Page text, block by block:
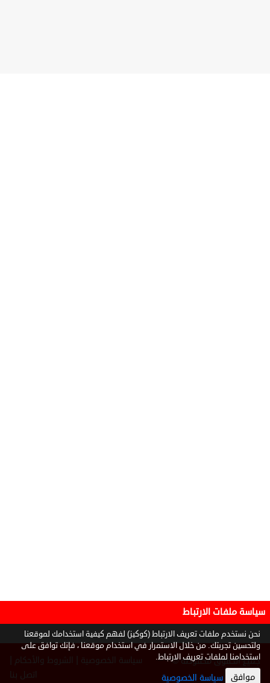
جميع الحقوق محفوظة ©
2026
سياسة الخصوصية الشروط والأحكام
اتصل بنا
سياسة ملفات الارتباط
نحن نستخدم ملفات تعريف الارتباط (كوكيز) لفهم كيفية استخدامك لموقعنا
ولتحسين تجربتك. من خلال الاستمرار في استخدام موقعنا ، فإنك توافق على
استخدامنا لملفات تعريف الارتباط.
موافق سياسة الخصوصية